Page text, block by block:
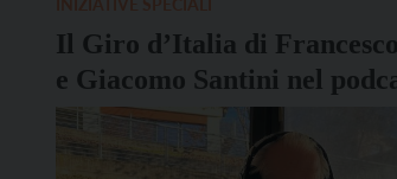
Il Giro d’Italia di
e Giacomo Santini nel
dell’Atelier Benigni